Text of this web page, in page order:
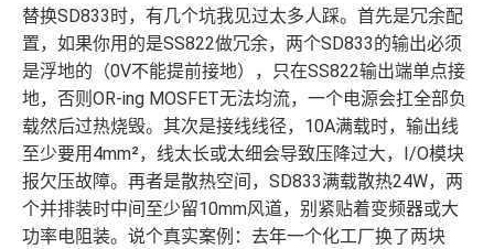
替换SD833时，有几个坑我见过太多人踩。首先是冗余配
置，如果你用的是SS822做冗余，两个SD833的输出必须
是浮地的（0V不能提前接地），只在SS822输出端单点接
地，否则OR-ing MOSFET无法均流，一个电源会扛全部负
载然后过热烧毁。其次是接线线径，10A满载时，输出线
至少要用4mm²，线太长或太细会导致压降过大，I/O模块
报欠压故障。再者是散热空间，SD833满载散热24W，两
个并排装时中间至少留10mm风道，别紧贴着变频器或大
功率电阻装。说个真实案例：去年一个化工厂换了两块